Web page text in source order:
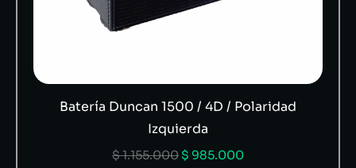
Batería Duncan 1500 / 4D / Polaridad
Izquierda
$1.155.000 $ 985.000